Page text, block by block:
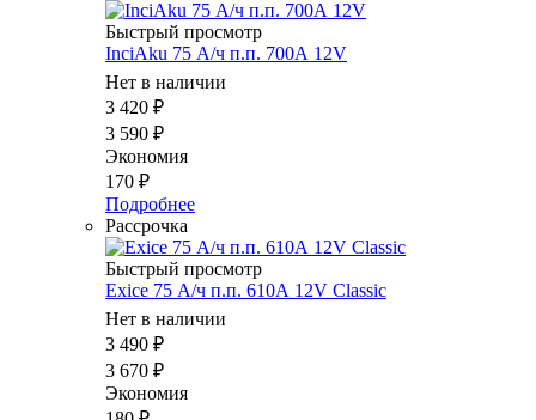
Быстрый просмотр
InciAku 75 А/ч п.п. 700А 12V
Нет в наличии
3 420 ₽
3 590 ₽
Экономия
170 ₽
Подробнее
Рассрочка
Быстрый просмотр
Exice 75 А/ч п.п. 610А 12V Classic
Нет в наличии
3 490 ₽
3 670 ₽
Экономия